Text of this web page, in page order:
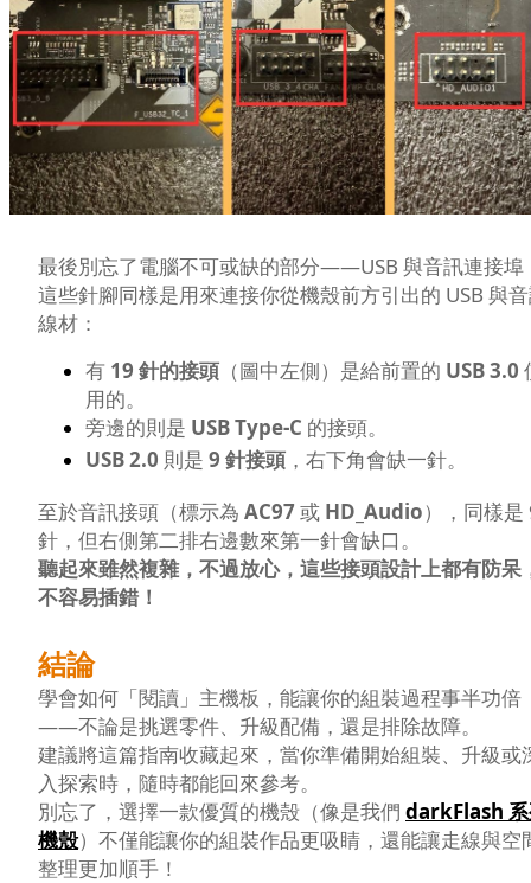
最後別忘了電腦不可或缺的部分——USB 與音訊連接埠
這些針腳同樣是用來連接你從機殼前方引出的 USB 與
線材：
有 19 針的接頭 （圖中左側）是給前置的 USB 3.0
用的。
旁邊的則是 USB Type-C 的接頭。
USB 2.0 則是 9 針接頭 ，右下角會缺一針。
至於音訊接頭（標示為 AC97或 HD_Audio），同樣是
針，但右側第二排右邊數來第一針會缺口。
聽起來雖然複雜，不過放心，這些接頭設計上都有防呆
不容易插錯！
結論
學會如何「閱讀」主機板，能讓你的組裝過程事半功倍
——不論是挑選零件、升級配備，還是排除故障。
建議將這篇指南收藏起來，當你準備開始組裝、升級或
入探索時，隨時都能回來參考。
別忘了，選擇一款優質的機殼（像是我們 darkFlash
機殼）不僅能讓你的組裝作品更吸睛，還能讓走線與空
整理更加順手！